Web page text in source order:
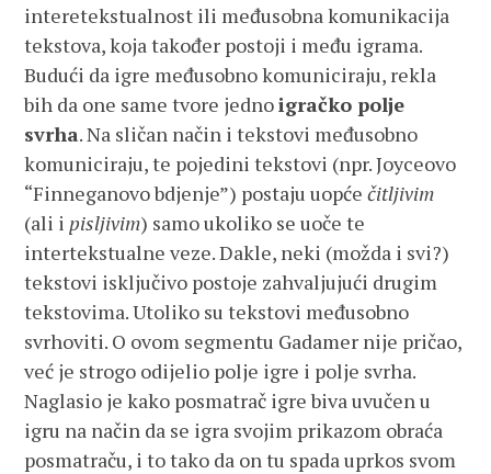
interetekstualnost ili međusobna komunikacija
tekstova, koja također postoji i među igrama.
Budući da igre međusobno komuniciraju, rekla
bih da one same tvore jednoigračko polje
svrha. Na sličan način i tekstovi međusobno
komuniciraju, te pojedini tekstovi (npr. Joyceovo
“Finneganovo bdjenje”) postaju uopćečitljivim
(ali i pisljivim) samo ukoliko se uoče te
intertekstualne veze. Dakle, neki (možda i svi?)
tekstovi isključivo postoje zahvaljujući drugim
tekstovima. Utoliko su tekstovi međusobno
svrhoviti. O ovom segmentu Gadamer nije pričao,
već je strogo odijelio polje igre i polje svrha.
Naglasio je kako posmatrač igre biva uvučen u
igru na način da se igra svojim prikazom obraća
posmatraču, i to tako da on tu spada uprkos svom